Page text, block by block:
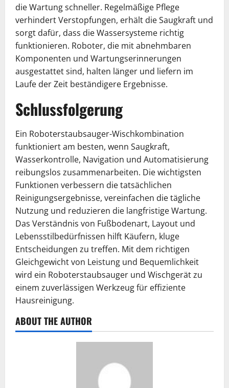
die Wartung schneller. Regelmäßige Pflege
verhindert Verstopfungen, erhält die Saugkraft und
sorgt dafür, dass die Wassersysteme richtig
funktionieren. Roboter, die mit abnehmbaren
Komponenten und Wartungserinnerungen
ausgestattet sind, halten länger und liefern im
Laufe der Zeit beständigere Ergebnisse.
Schlussfolgerung
Ein Roboterstaubsauger-Wischkombination
funktioniert am besten, wenn Saugkraft,
Wasserkontrolle, Navigation und Automatisierung
reibungslos zusammenarbeiten. Die wichtigsten
Funktionen verbessern die tatsächlichen
Reinigungsergebnisse, vereinfachen die tägliche
Nutzung und reduzieren die langfristige Wartung.
Das Verständnis von Fußbodenart, Layout und
Lebensstilbedürfnissen hilft Käufern, kluge
Entscheidungen zu treffen. Mit dem richtigen
Gleichgewicht von Leistung und Bequemlichkeit
wird ein Roboterstaubsauger und Wischgerät zu
einem zuverlässigen Werkzeug für effiziente
Hausreinigung.
ABOUT THE AUTHOR